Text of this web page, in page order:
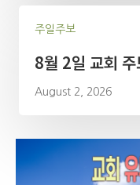
주일주보
8월 2일 교회 주
August 2, 2026